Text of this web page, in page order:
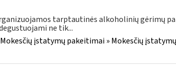
tarptautinės alkoholinių gėrimų
ne tik...
Mokesčių įstatymų pakeitimai » Mokesčių